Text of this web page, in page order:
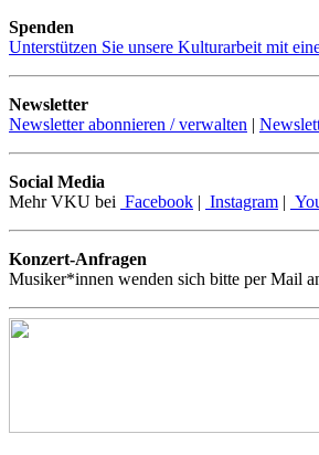
Spenden
Unterstützen Sie unsere Kulturarbeit mit
Newsletter
Newsletter abonnieren / verwalten |
Social Media
Mehr VKU bei Facebook | Instagram |
Konzert-Anfragen
Musiker*innen wenden sich bitte per Mail